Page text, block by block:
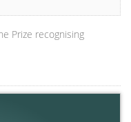
Prize recognising